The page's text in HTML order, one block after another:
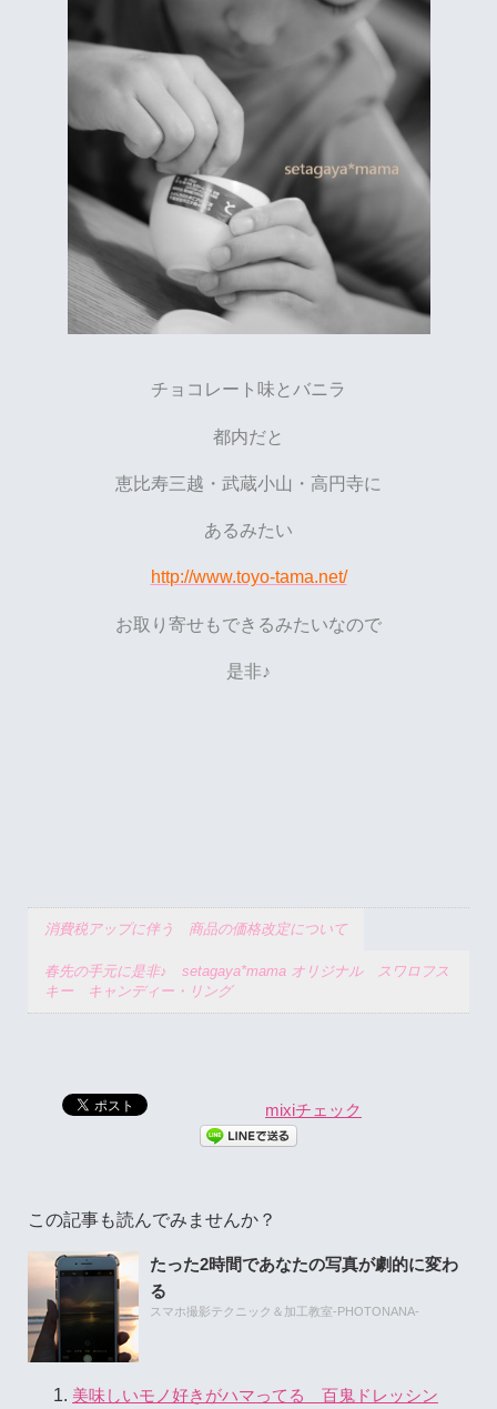
チョコレート味とバニラ
都内だと
恵比寿三越・武蔵小山・高円寺に
あるみたい
http://www.toyo-tama.net/
お取り寄せもできるみたいなので
是非♪
消費税アップに伴う 商品の価格改定について
春先の手元に是非♪ setagaya*mama オリジナル スワロフス
キー キャンディー・リング
mixiチェック
この記事も読んでみませんか？
たった2時間であなたの写真が劇的に変わ
る
スマホ撮影テクニック＆加工教室-PHOTONANA-
美味しいモノ好きがハマってる 百鬼ドレッシン